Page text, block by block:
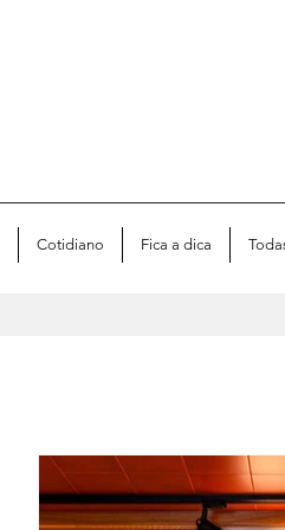
Cotidiano Fica a dica